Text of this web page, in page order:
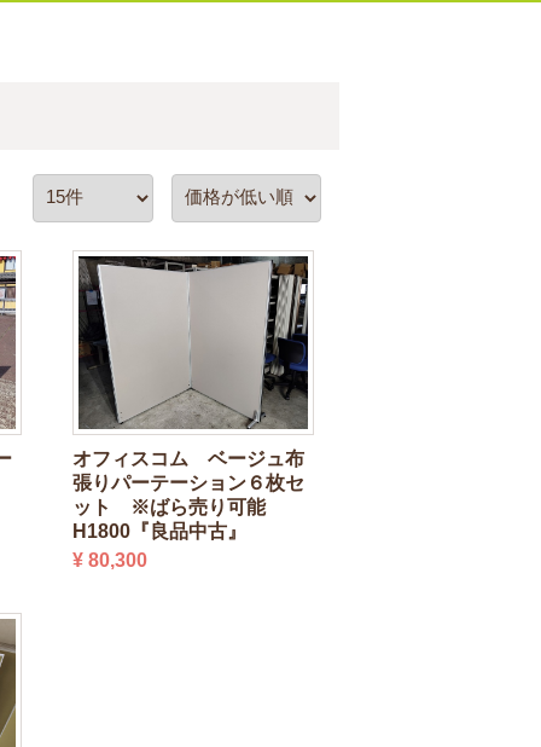
オフィスコム ベージュ布
張りパーテーション６枚セ
ット ※ばら売り可能
H1800『良品中古』
¥ 80,300